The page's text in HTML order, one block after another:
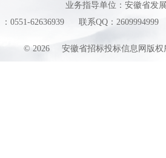
业务指导单位：安徽省发
0551-62636939
联系QQ：2609994999
© 2026 安徽省招标投标信息网版